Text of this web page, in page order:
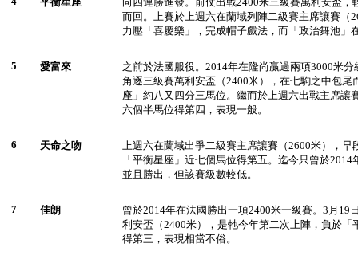
而回。上賽於上週六在蘭域列陣二級賽主席讓賽（
力壓「喜慶樂」，完成帽子戲法，而「政治舞池」
5 愛富來
之前於法國服役。2014年在隆尚贏過兩項3000米
角逐三級賽萬利安盃（2400米），在七駒之中包尾
座」約八又四分三馬位。繼而於上週六出戰主席讓
六個半馬位得第四，表現一般。
6 天命之吻
上週六在蘭域出爭二級賽主席讓賽（2600米），
「平衡星座」近七個馬位得第五。迄今只曾於
並且勝出，但該賽級數較低。
7 佳朗
曾於2014年在法國勝出一項2400米一級賽。3月19
利安盃（2400米），是牠今年第二次上陣，負於「
得第三，表現相當不俗。